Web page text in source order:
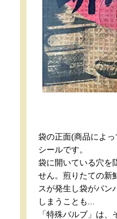
袋の正面(商品によ
シールです。
袋に開いている穴を
せん。煎りたての新
スが発生し袋がパン
しまうことも...
「特殊バルブ」は